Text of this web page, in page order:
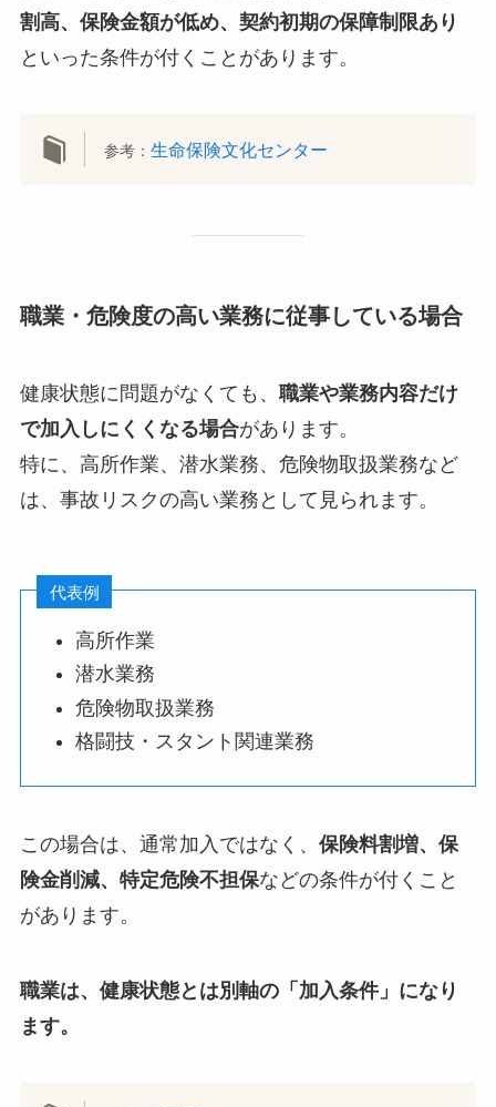
割高、保険金額が低め、契約初期の保障制限あり
といった条件が付くことがあります。
参考：生命保険文化センター
職業・危険度の高い業務に従事している場合
健康状態に問題がなくても、 職業や業務内容だけ
で加入しにくくなる場合があります。
特に、高所作業、潜水業務、危険物取扱業務など
は、事故リスクの高い業務として見られます。
代表例
高所作業
潜水業務
危険物取扱業務
格闘技・スタント関連業務
この場合は、通常加入ではなく、 保険料割増、保
険金削減、特定危険不担保などの条件が付くこと
があります。
職業は、健康状態とは別軸の「加入条件」になり
ます。